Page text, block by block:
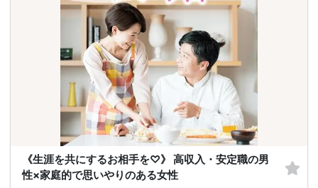
《生涯を共にするお相手を♡》 高収入・安定職の男
性×家庭的で思いやりのある女性